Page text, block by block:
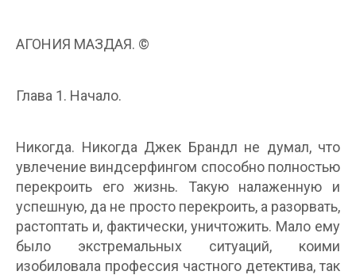
АГОНИЯ МАЗДАЯ. ©
Глава 1. Начало.
Никогда. Никогда Джек Брандл не думал, что
увлечение виндсерфингом способно полностью
перекроить его жизнь. Такую налаженную и
успешную, да не просто перекроить, а разорвать,
растоптать и, фактически, уничтожить. Мало ему
было экстремальных ситуаций, коими
изобиловала профессия частного детектива, так